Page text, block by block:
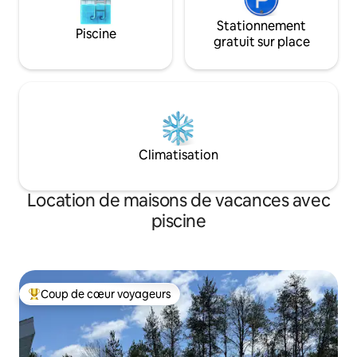
Piscine
Stationnement
gratuit sur place
Climatisation
Location de maisons de vacances avec
piscine
Coups de cœur voyageurs les plus appréciés
Coup de cœur voyageurs